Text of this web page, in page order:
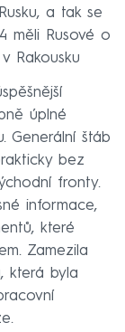
a tak se
měli Rusové o
Rakousku
úplné
Generální štáb
bez
fronty.
informace,
které
Zamezila
která byla